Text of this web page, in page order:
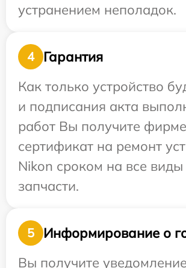
устранением неполадок.
4
Гарантия
Как только устройство
и подписания акта
работ Вы получите
сертификат на ремонт
Nikon сроком на все
запчасти.
5
Информирование о
Вы получите